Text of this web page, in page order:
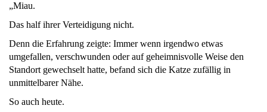
„Miau.
Das half ihrer Verteidigung nicht.
Denn die Erfahrung zeigte: Immer wenn irgendwo etwas
umgefallen, verschwunden oder auf geheimnisvolle Weise den
Standort gewechselt hatte, befand sich die Katze zufällig in
unmittelbarer Nähe.
So auch heute.